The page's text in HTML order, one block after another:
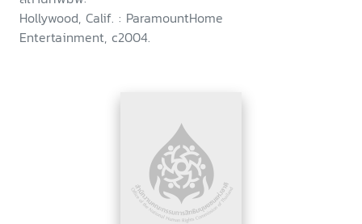
Hollywood, Calif. : ParamountHome
Entertainment, c2004.